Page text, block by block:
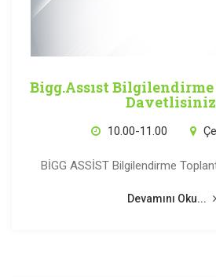
Bigg.Assıst Bilgilendirme
10.00-11.00
BİGG ASSİST Bilgilendirme
Devamını Oku...